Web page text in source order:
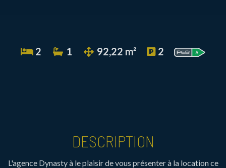
2 1 92,22 m² 2
DESCRIPTION
L'agence Dynasty à le plaisir de vous présenter à la location ce